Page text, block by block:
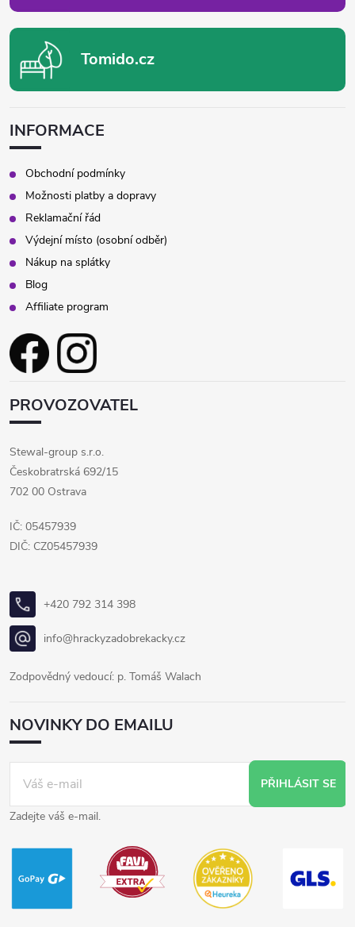
p
v
y
v
ý
p
i
s
u
Tomido.cz
INFORMACE
Obchodní podmínky
Možnosti platby a dopravy
Reklamační řád
Výdejní místo (osobní odběr)
Nákup na splátky
Blog
Affiliate program
PROVOZOVATEL
Stewal-group s.r.o.
Českobratrská 692/15
702 00 Ostrava
IČ: 05457939
DIČ: CZ05457939
+420 792 314 398
info@hrackyzadobrekacky.cz
Zodpovědný vedoucí: p. Tomáš Walach
NOVINKY DO EMAILU
PŘIHLÁSIT SE
Zadejte váš e-mail.